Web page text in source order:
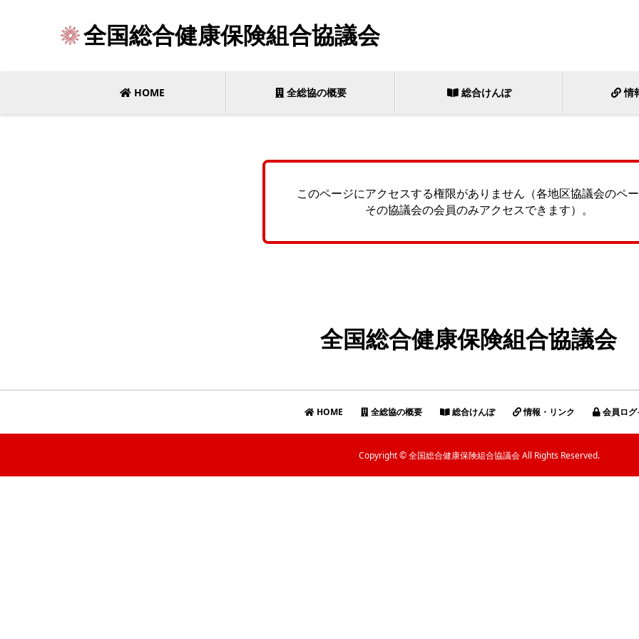
全国総合健康保険組合協議会
HOME 全総協の概要 総合けんぽ 情
このページにアクセスする権限がありません（各地区協議会のペ
その協議会の会員のみアクセスできます）。
全国総合健康保険組合協議会
HOME 全総協の概要 総合けんぽ 情報・リンク 会員ログ
Copyright © 全国総合健康保険組合協議会 All Rights Reserved.